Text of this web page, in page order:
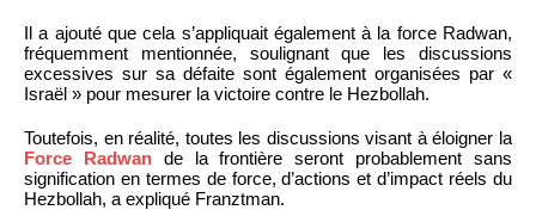
Il a ajouté que cela s’appliquait également à la force Radwan,
fréquemment mentionnée, soulignant que les discussions
excessives sur sa défaite sont également organisées par «
Israël » pour mesurer la victoire contre le Hezbollah.
Toutefois, en réalité, toutes les discussions visant à éloigner la
Force Radwande la frontière seront probablement sans
signification en termes de force, d’actions et d’impact réels du
Hezbollah, a expliqué Franztman.